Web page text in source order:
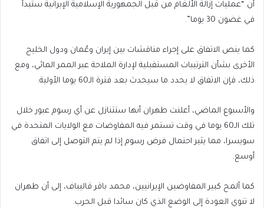
أن “عمليات إزالة الألغام من قبل الجمهورية الإسلامية الإيرانية ستبدأ
في غضون 30 يوما”.
كما ينص الاتفاق على إجراء مناقشات بين إيران وعُمان ودول الخليج
الأخرى بشأن الترتيبات المستقبلية لإدارة الملاحة عبر الممر المائي، ومع
ذلك، فإن الاتفاق لا يحدد ما سيحدث بعد فترة الـ60 يوما الأولية.
والأسبوع الماضي، أعلنت طهران أنها ستتنازل عن أي رسوم عبور خلال
تلك الـ60 يوما في وقت تستمر فيه المفاوضات مع الولايات المتحدة في
سويسرا، مما يثير احتمال فرض رسوم إذا لم يتم التوصل إلى اتفاق
أوسع.
كما ألمح كبير المفاوضين الإيرانيين، محمد باقر قاليباف، إلى أن طهران
لا تنوي العودة إلى الوضع الذي كان سائدا قبل الحرب.